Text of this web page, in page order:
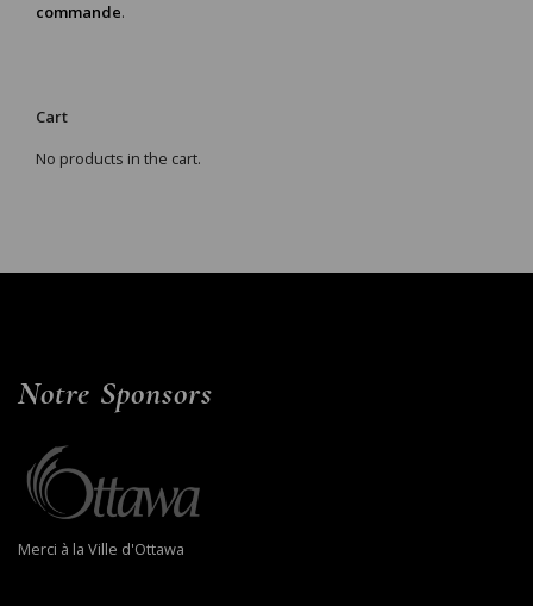
commande.
Cart
No products in the cart.
Notre Sponsors
Merci à la Ville d'Ottawa​